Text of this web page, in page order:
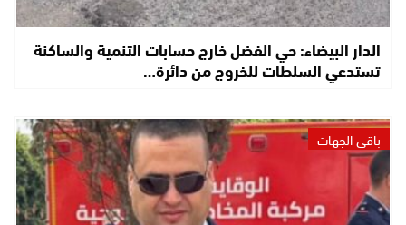
الدار البيضاء: حي الفضل خارج حسابات التنمية والساكنة
تستدعي السلطات للخروج من دائرة…
باقي الجهات